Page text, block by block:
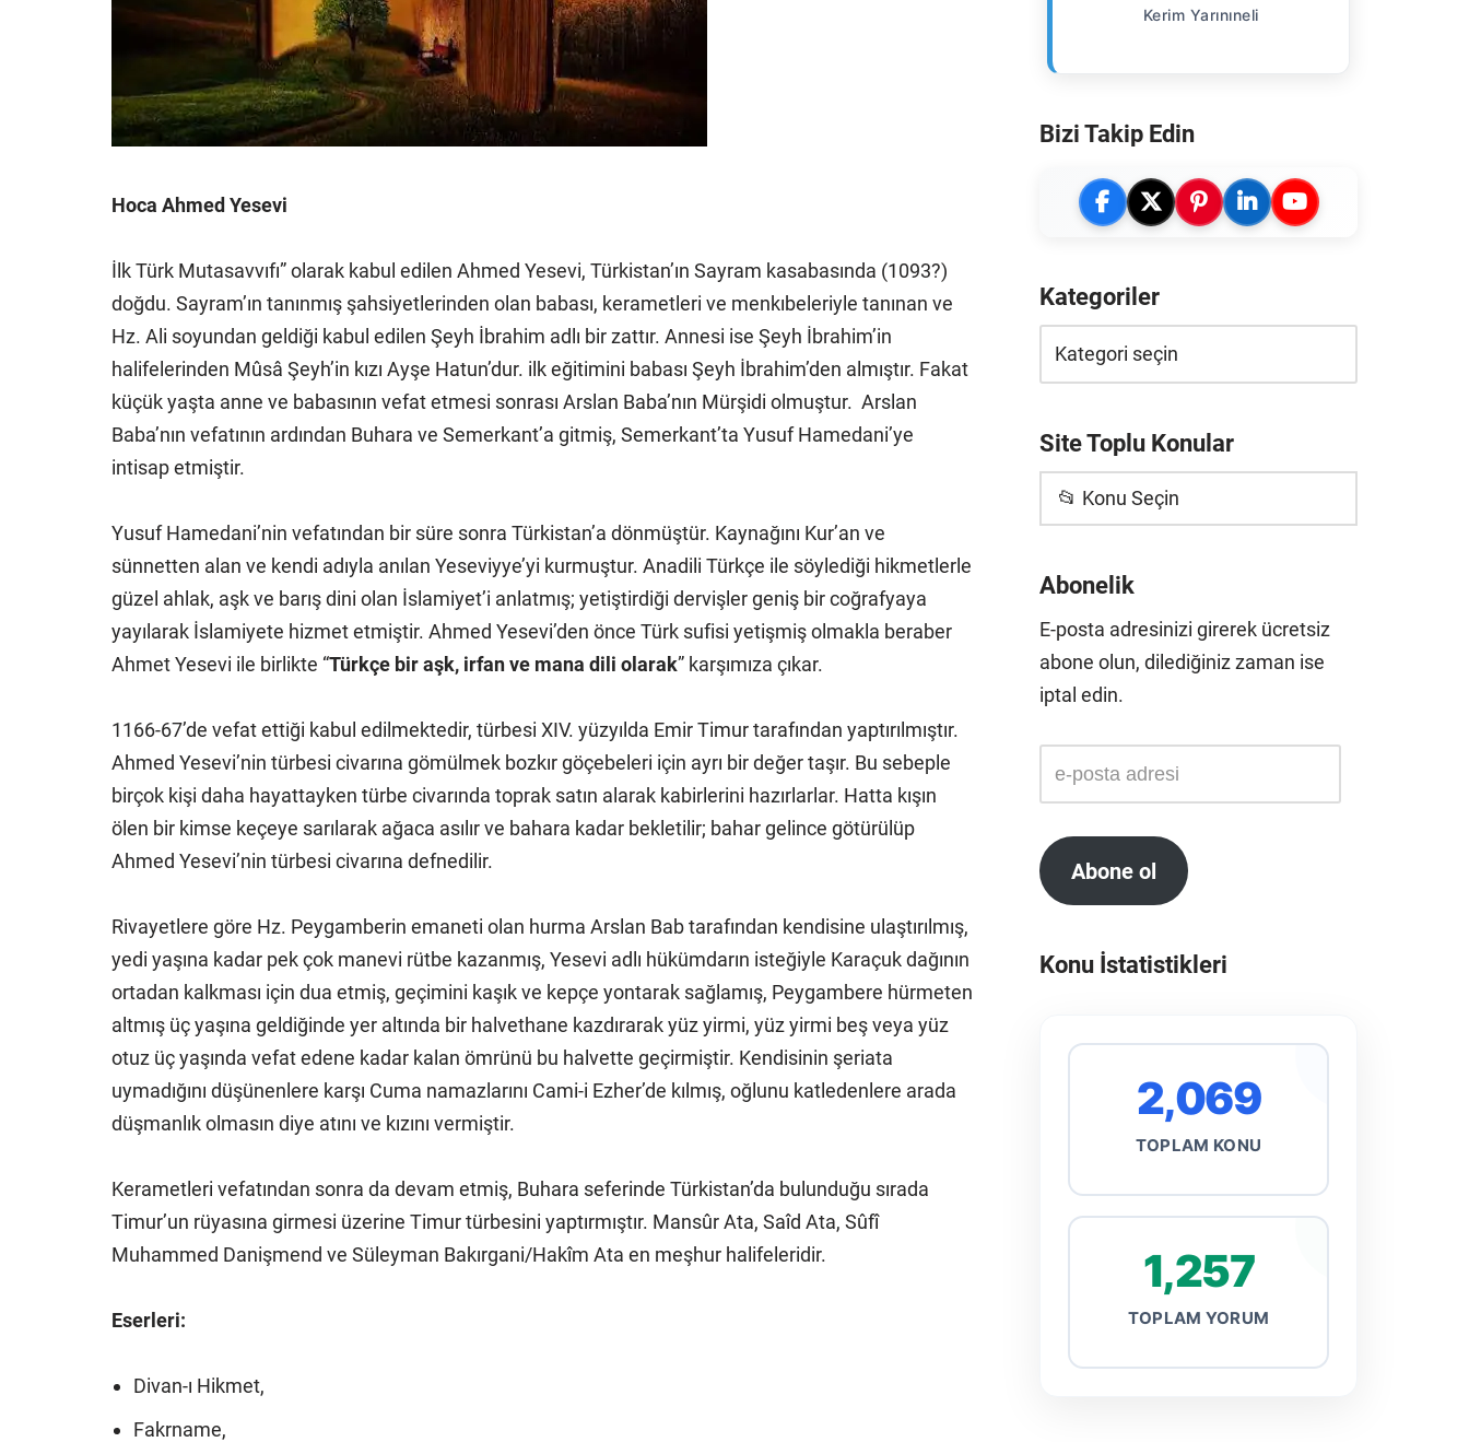
Hoca Ahmed Yesevi
İlk Türk Mutasavvıfı” olarak kabul edilen Ahmed Yesevi, Türkistan’ın Sayram kasabasında (1093?)
doğdu. Sayram’ın tanınmış şahsiyetlerinden olan babası, kerametleri ve menkıbeleriyle tanınan ve
Hz. Ali soyundan geldiği kabul edilen Şeyh İbrahim adlı bir zattır. Annesi ise Şeyh İbrahim’in
halifelerinden Mûsâ Şeyh’in kızı Ayşe Hatun’dur. ilk eğitimini babası Şeyh İbrahim’den almıştır. Fakat
küçük yaşta anne ve babasının vefat etmesi sonrası Arslan Baba’nın Mürşidi olmuştur. Arslan
Baba’nın vefatının ardından Buhara ve Semerkant’a gitmiş, Semerkant’ta Yusuf Hamedani’ye
intisap etmiştir.
Yusuf Hamedani’nin vefatından bir süre sonra Türkistan’a dönmüştür. Kaynağını Kur’an ve
sünnetten alan ve kendi adıyla anılan Yeseviyye’yi kurmuştur. Anadili Türkçe ile söylediği hikmetlerle
güzel ahlak, aşk ve barış dini olan İslamiyet’i anlatmış; yetiştirdiği dervişler geniş bir coğrafyaya
yayılarak İslamiyete hizmet etmiştir. Ahmed Yesevi’den önce Türk sufisi yetişmiş olmakla beraber
Ahmet Yesevi ile birlikte “Türkçe bir aşk, irfan ve mana dili olarak” karşımıza çıkar.
1166-67’de vefat ettiği kabul edilmektedir, türbesi XIV. yüzyılda Emir Timur tarafından yaptırılmıştır.
Ahmed Yesevi’nin türbesi civarına gömülmek bozkır göçebeleri için ayrı bir değer taşır. Bu sebeple
birçok kişi daha hayattayken türbe civarında toprak satın alarak kabirlerini hazırlarlar. Hatta kışın
ölen bir kimse keçeye sarılarak ağaca asılır ve bahara kadar bekletilir; bahar gelince götürülüp
Ahmed Yesevi’nin türbesi civarına defnedilir.
Rivayetlere göre Hz. Peygamberin emaneti olan hurma Arslan Bab tarafından kendisine ulaştırılmış,
yedi yaşına kadar pek çok manevi rütbe kazanmış, Yesevi adlı hükümdarın isteğiyle Karaçuk dağının
ortadan kalkması için dua etmiş, geçimini kaşık ve kepçe yontarak sağlamış, Peygambere hürmeten
altmış üç yaşına geldiğinde yer altında bir halvethane kazdırarak yüz yirmi, yüz yirmi beş veya yüz
otuz üç yaşında vefat edene kadar kalan ömrünü bu halvette geçirmiştir. Kendisinin şeriata
uymadığını düşünenlere karşı Cuma namazlarını Cami-i Ezher’de kılmış, oğlunu katledenlere arada
düşmanlık olmasın diye atını ve kızını vermiştir.
Kerametleri vefatından sonra da devam etmiş, Buhara seferinde Türkistan’da bulunduğu sırada
Timur’un rüyasına girmesi üzerine Timur türbesini yaptırmıştır. Mansûr Ata, Saîd Ata, Sûfî
Muhammed Danişmend ve Süleyman Bakırgani/Hakîm Ata en meşhur halifeleridir.
Eserleri:
Divan-ı Hikmet,
Fakrname,
Kerim Yarınıneli
Bizi Takip Edin
Kategoriler
Site Toplu Konular
📂 Konu Seçin
Abonelik
E-posta adresinizi girerek ücretsiz
abone olun, dilediğiniz zaman ise
iptal edin.
Abone ol
Konu İstatistikleri
2,069
TOPLAM KONU
1,257
TOPLAM YORUM